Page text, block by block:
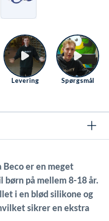
Levering Spørgsmål
er en meget
på mellem 8-18 år.
i en blød silikone og
sikrer en ekstra